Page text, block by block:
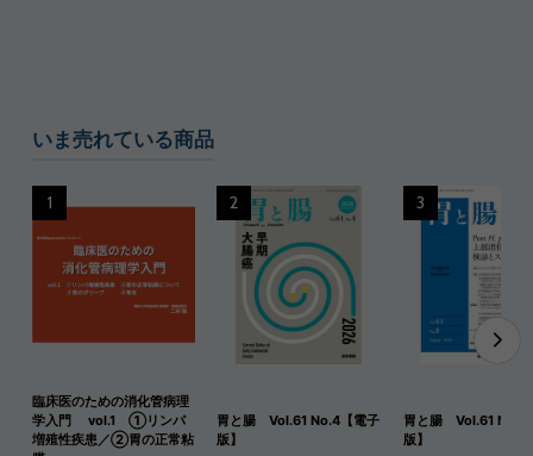
いま売れている商品
臨床医のための消化管病理
学入門 vol.1 ①リンパ
増殖性疾患／②胃の正常粘
1
胃と腸 Vol.61 No.4【電子
版】
2
胃と腸 Vol.61 No.8
版】
3